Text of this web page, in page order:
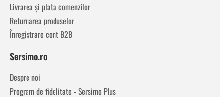
Livrarea și plata comenzilor
Returnarea produselor
Înregistrare cont B2B
Sersimo.ro
Despre noi
Program de fidelitate - Sersimo Plus